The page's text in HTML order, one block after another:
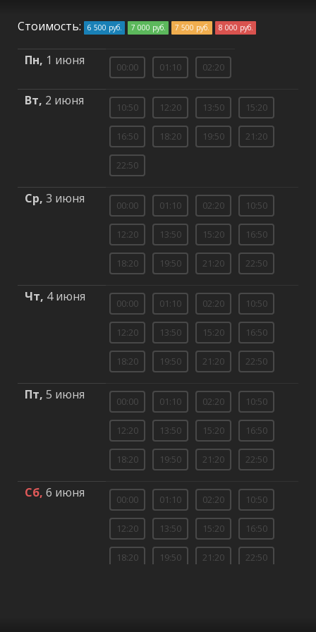
Стоимость: 6 500 руб. 7 000 руб. 7 500 руб. 8 000 руб.
Пн, 1 июня 00:00 01:10 02:20
Вт, 2 июня 10:50 12:20 13:50 15:20
16:50 18:20 19:50 21:20
22:50
Ср, 3 июня 00:00 01:10 02:20 10:50
12:20 13:50 15:20 16:50
18:20 19:50 21:20 22:50
Чт, 4 июня 00:00 01:10 02:20 10:50
12:20 13:50 15:20 16:50
18:20 19:50 21:20 22:50
Пт, 5 июня 00:00 01:10 02:20 10:50
12:20 13:50 15:20 16:50
18:20 19:50 21:20 22:50
Сб, 6 июня 00:00 01:10 02:20 10:50
12:20 13:50 15:20 16:50
18:20 19:50 21:20 22:50